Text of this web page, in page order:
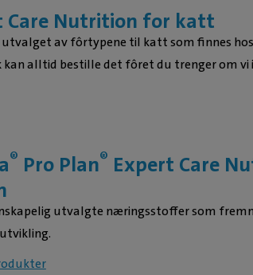
Care Nutrition for katt
utvalget av fôrtypene til katt som finnes
kan alltid bestille det fôret du trenger om
® Pro Plan® Expert Care
utvalgte næringsstoffer som